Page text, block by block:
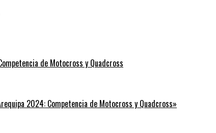
de Motocross y Quadcross
2024: Competencia de Motocross y Quadcross»